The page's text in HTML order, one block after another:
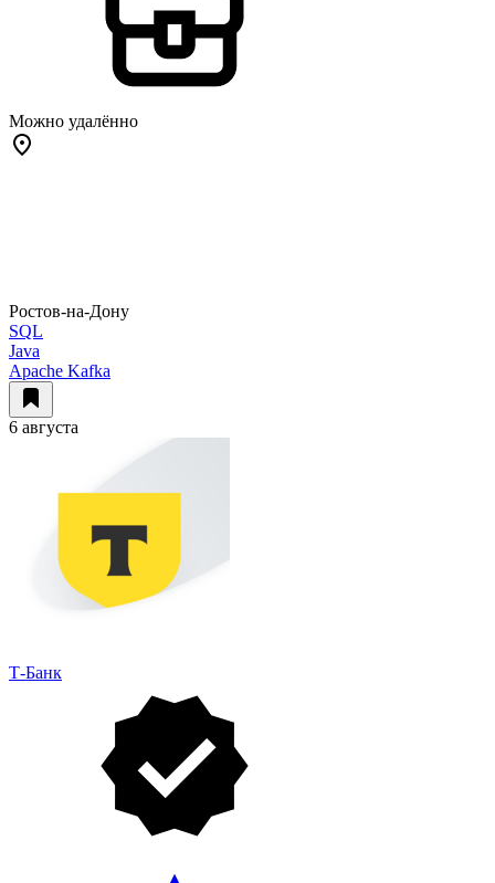
Можно удалённо
Ростов-на-Дону
SQL
Java
Apache Kafka
6 августа
Т-Банк